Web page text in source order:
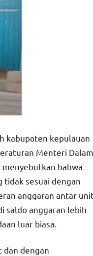
kabupaten kepulauan
Menteri Dalam
bahwa
tidak sesuai dengan
anggaran antar
saldo anggaran lebih
luar biasa.
dan dengan